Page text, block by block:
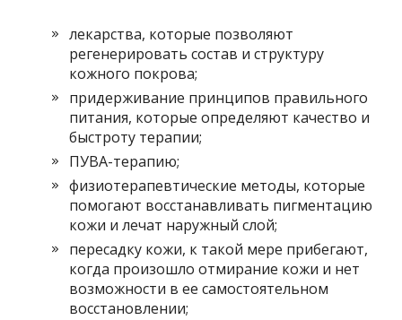
лекарства, которые позволяют
регенерировать состав и структуру
кожного покрова;
придерживание принципов правильного
питания, которые определяют качество и
быстроту терапии;
ПУВА-терапию;
физиотерапевтические методы, которые
помогают восстанавливать пигментацию
кожи и лечат наружный слой;
пересадку кожи, к такой мере прибегают,
когда произошло отмирание кожи и нет
возможности в ее самостоятельном
восстановлении;